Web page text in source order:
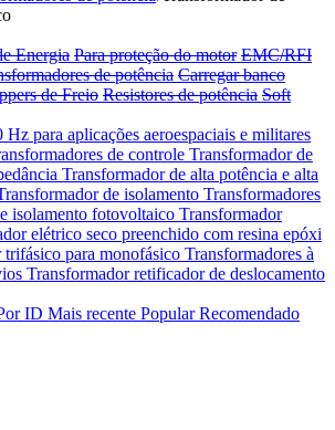
Energia Para proteção do motor EMC/RFI
de potência Carregar banco
de Freio Resistores de potência Soft
para aplicações aeroespaciais e militares
de controle Transformador de
Transformador de alta potência e alta
de isolamento Transformadores
isolamento fotovoltaico Transformador
elétrico seco preenchido com resina epóxi
trifásico para monofásico Transformadores à
Transformador retificador de deslocamento
ID Mais recente PopularRecomendado